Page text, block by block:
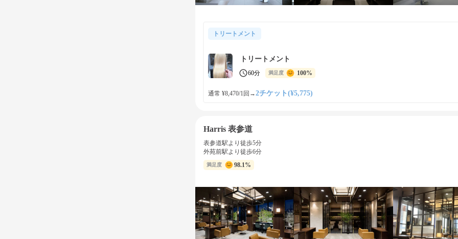
トリートメント
トリートメント
60分 満足度 100%
通常 ¥8,470/1回 →2チケット(¥5,775)
Harris 表参道
表参道駅より徒歩5分
外苑前駅より徒歩6分
満足度 98.1%